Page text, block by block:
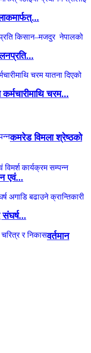
चरम...
कमरेड विमला श्रेष्ठको
एवं...
संघर्ष...
वर्तमान